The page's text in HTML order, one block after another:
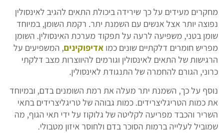
מחקרים מעידים על כך שירידה ביכולת התאים להגיב לאינסולין
נפוצה יותר אצל אנשים עם השמנת יתר. רקמת השומן, במיוחד
שומן בטני, משפיעה לרעה על תפקוד מערכת האינסולין. השומן
מפריש חומרים דלקתיים שונים כמו אדיפוקינים, המשפיעים על
הרגישות של התאים לאינסולין וגורמים להיווצרות מצב דלקתי
כרוני, הגורם להחמרה של התנגודת לאינסולין.
נוסף על כך, השמנת יתר מעלה את רמת השומנים בדם, ובמיוחד
את כמות הטריגליצרידים. כמות גבוהה של טריגליצרידים בתאי
השריר והכבד מפריעה לקליטה של גלוקוז על ידי תאי הגוף, מה
שמוביל לעלייה ברמות הסוכר בדם ולחוסר איזון מטבולי.